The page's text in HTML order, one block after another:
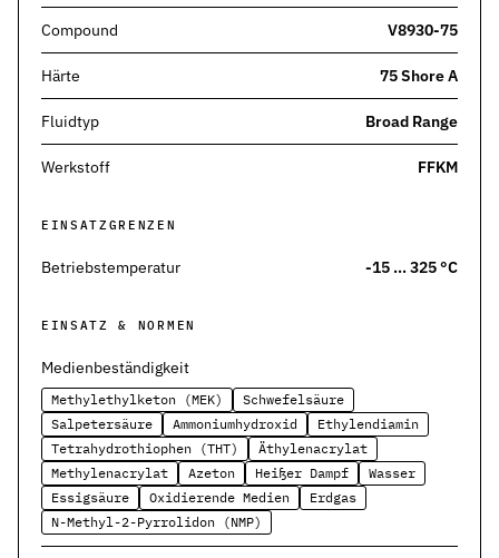
Dynamische Dichtungen
Effiziente Dichtungslösungen für dynamische Anwendungen
Schmierstoffe
Schmierstoffe passend zur Dichtungsauslegung
Elastomerschmiermittel
Parker O-Lube und S-Lube für Elastomerdichtungen
Über HP-Dichtungen
Kontakt
Nehmen Sie Kontakt mit uns auf
Karriere
Ihre Karrieremöglichkeiten bei uns
Downloads
Zertifikate zum Download
Compound V8930-75
Härte 75 Shore A
Fluidtyp Broad Range
Werkstoff FFKM
EINSATZGRENZEN
Betriebstemperatur -15 … 325 °C
EINSATZ & NORMEN
Medienbeständigkeit
Methylethylketon (MEK)
Schwefelsäure
Salpetersäure
Ammoniumhydroxid
Ethylendiamin
Tetrahydrothiophen (THT)
Äthylenacrylat
Methylenacrylat
Azeton Heißer Dampf
Wasser
Essigsäure
Oxidierende Medien
Erdgas
N-Methyl-2-Pyrrolidon (NMP)